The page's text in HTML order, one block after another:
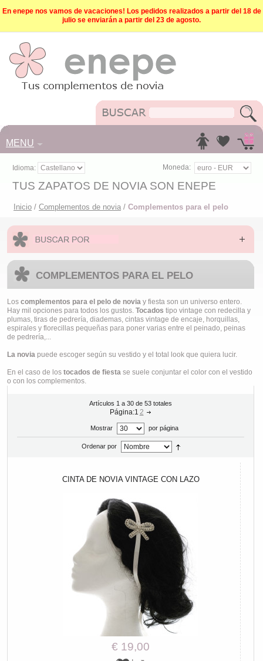
En enepe nos vamos de vacaciones! Los pedidos realizados a partir del 18 de
julio se enviarán a partir del 23 de agosto.
MENU
Idioma: Moneda:
TUS ZAPATOS DE NOVIA SON ENEPE
Inicio / Complementos de novia / Complementos para el pelo
COMPLEMENTOS PARA EL PELO
Los complementos para el pelo de novia y fiesta son un universo entero.
Hay mil opciones para todos los gustos. Tocados tipo vintage con redecilla y
plumas, tiras de pedrería, diademas, cintas vintage de encaje, horquillas,
espirales y florecillas pequeñas para poner varias entre el peinado, peinas
de pedrería,...
La novia puede escoger según su vestido y el total look que quiera lucir.
En el caso de los tocados de fiesta se suele conjuntar el color con el vestido
o con los complementos.
Artículos 1 a 30 de 53 totales
Página:1 2
Mostrar por página
Ordenar por
CINTA DE NOVIA VINTAGE CON LAZO
€ 19,00